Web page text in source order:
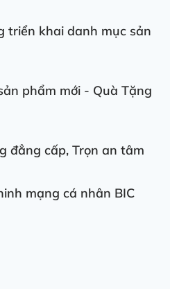
triển khai danh mục sản
phẩm mới - Quà Tặng
đẳng cấp, Trọn an tâm
mạng cá nhân BIC